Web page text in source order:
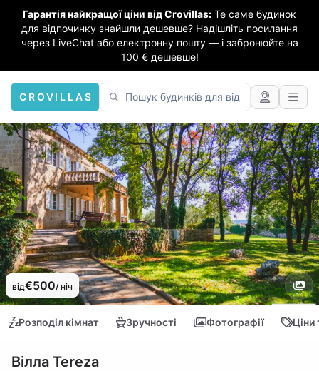
Гарантія найкращої ціни від Crovillas: Те саме будинок
для відпочинку знайшли дешевше? Надішліть посилання
через LiveChat або електронну пошту — і забронюйте на
100 € дешевше!
CROVILLAS
від€500/ ніч
Розподіл кімнат Зручності Фотографії Ціни
Вілла Tereza